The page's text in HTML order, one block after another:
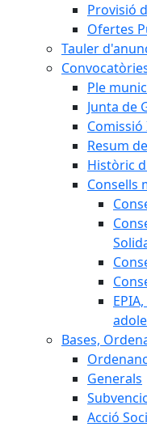
Provisió
Ofertes
Tauler
Ple
Junta de
Resum
Històric
Consells
Bases,
Generals
Acció